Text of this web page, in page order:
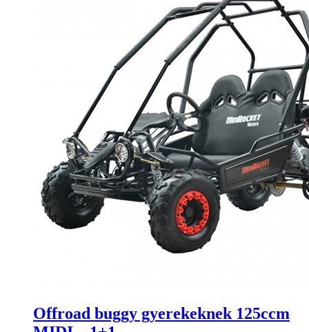
Offroad buggy gyerekeknek 125ccm